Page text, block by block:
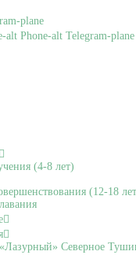
plane
alt Phone-alt Telegram-plane
(4-8 лет)
(12-18
Северное